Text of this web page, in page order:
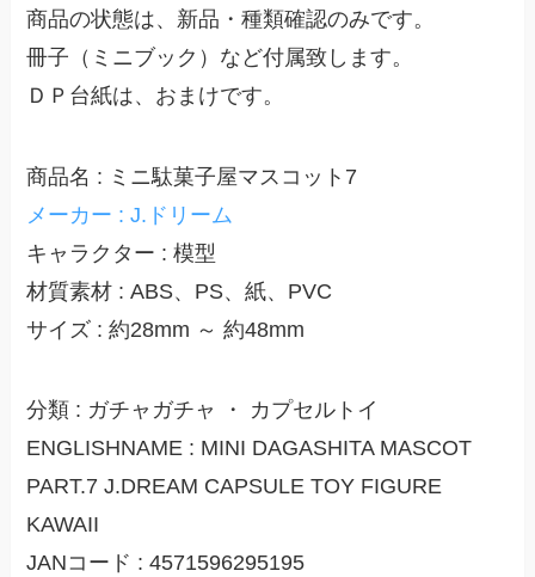
商品の状態は、新品・種類確認のみです。
冊子（ミニブック）など付属致します。
ＤＰ台紙は、おまけです。
商品名 : ミニ駄菓子屋マスコット7
メーカー : J.ドリーム
キャラクター : 模型
材質素材 : ABS、PS、紙、PVC
サイズ : 約28mm ～ 約48mm
分類 : ガチャガチャ ・ カプセルトイ
ENGLISHNAME : MINI DAGASHITA MASCOT
PART.7 J.DREAM CAPSULE TOY FIGURE
KAWAII
JANコード : 4571596295195